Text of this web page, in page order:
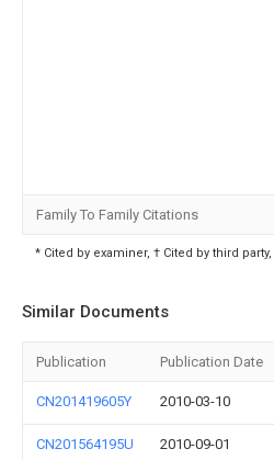
Family To Family Citations
* Cited by examiner, † Cited by third
Similar Documents
Publication Publication Date
CN201419605Y 2010-03-10
CN201564195U 2010-09-01